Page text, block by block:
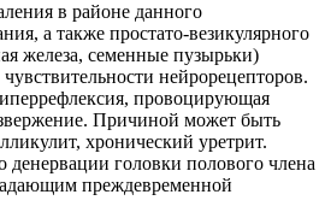
в районе данного
а также простато-везикулярного
железа, семенные пузырьки)
нейрорецепторов.
провоцирующая
Причиной может быть
хронический уретрит.
денервации головки полового члена
преждевременной